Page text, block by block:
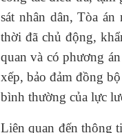
sát nhân dân, Tòa
thời đã chủ động,
quan và có phương
xếp, bảo đảm đồng
bình thường của lực
Liên quan đến thông